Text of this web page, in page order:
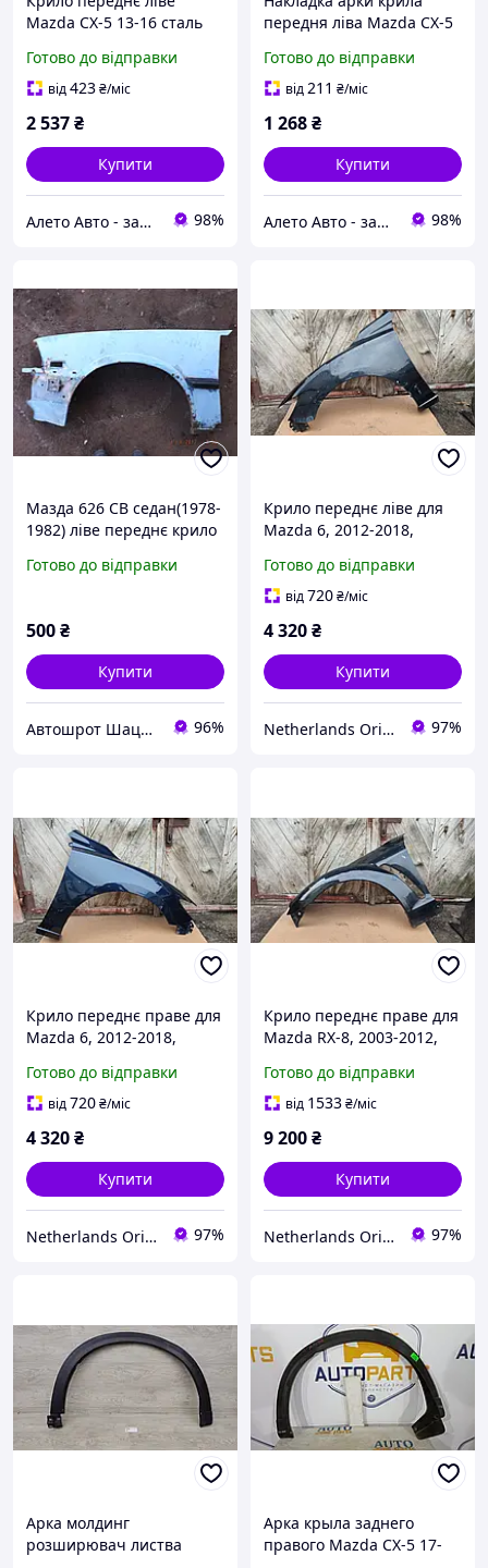
Mazda CX-5 13-16 сталь
KD5352211A
Готово до відправки
від423₴/міс
2 537₴
Купити
Алето Авто - запчастини на авто зі США 98%
передня ліва Mazda CX-5
Тайвань KD5351W30C
Готово до відправки
від211 ₴/міс
1 268₴
Купити
Алето Авто - запчастини на авто зі США 98%
Мазда 626 CB седан(1978-
1982) ліве переднє крило
Готово до відправки
500₴
Купити
Автошрот Шацьк 0989579931 96%
Крило переднє ліве для
Mazda 6, 2012-2018,
Готово до відправки
від720₴/міс
4 320₴
Купити
Netherlands Original Parts 97%
Крило переднє праве для
Mazda 6, 2012-2018,
Готово до відправки
від720₴/міс
4 320₴
Купити
Netherlands Original Parts 97%
Крило переднє праве для
Mazda RX-8, 2003-2012,
Готово до відправки
від 1533₴/міс
9 200₴
Купити
Netherlands Original Parts 97%
Арка молдинг
розширювач листва
Арка крыла заднего
правого Mazda CX-5 17-